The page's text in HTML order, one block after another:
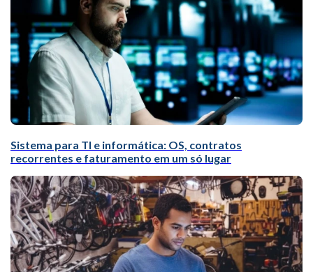
Sistema para TI e informática: OS, contratos
recorrentes e faturamento em um só lugar